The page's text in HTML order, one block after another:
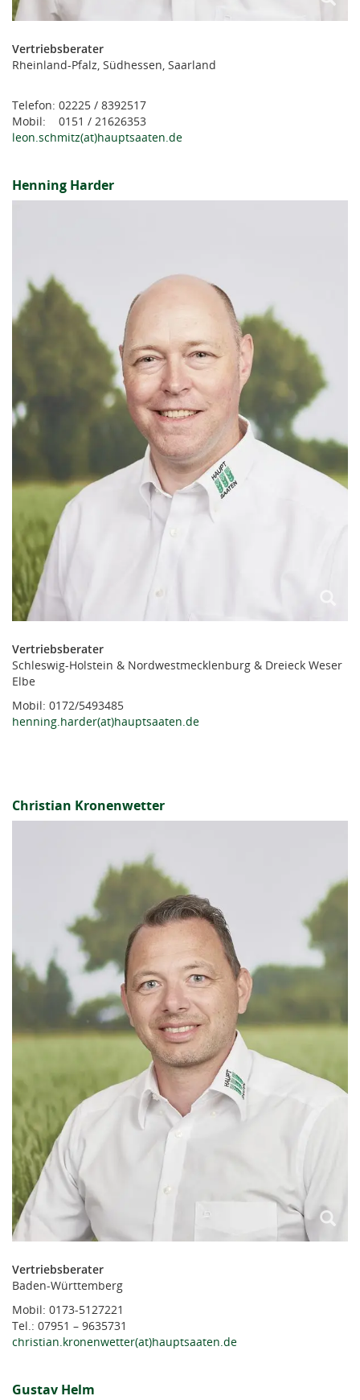
Vertriebsberater
Rheinland-Pfalz, Südhessen, Saarland
Telefon: 02225 / 8392517
Mobil: 0151 / 21626353
leon.schmitz(at)hauptsaaten.de
Henning Harder
Vertriebsberater
Schleswig-Holstein & Nordwestmecklenburg & Dreieck Weser
Elbe
Mobil: 0172/5493485
henning.harder(at)hauptsaaten.de
Christian Kronenwetter
Vertriebsberater
Baden-Württemberg
Mobil: 0173-5127221
Tel.: 07951 – 9635731
christian.kronenwetter(at)hauptsaaten.de
Gustav Helm